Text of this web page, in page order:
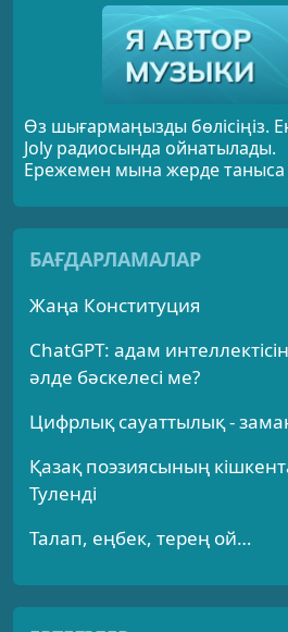
Өз шығармаңызды бөлісіңіз.
Joly радиосында ойнатылады.
Ережемен мына жерде таныса
БАҒДАРЛАМАЛАР
Жаңа Конституция
ChatGPT: адам
әлде бәскелесі ме?
Цифрлық сауаттылық -
Қазақ поэзиясының
Туленді
Талап, еңбек, терең ой…